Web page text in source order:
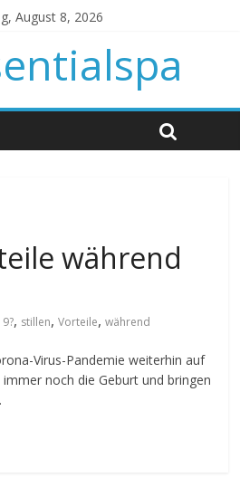
August 8, 2026
während
, stillen,Vorteile,während
Virus-Pandemie weiterhin auf
noch die Geburt und bringen